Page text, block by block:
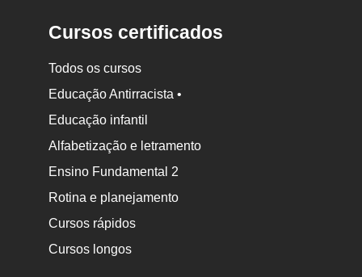
Cursos certificados
Todos os cursos
Educação Antirracista •
Educação infantil
Alfabetização e letramento
Ensino Fundamental 2
Rotina e planejamento
Cursos rápidos
Cursos longos